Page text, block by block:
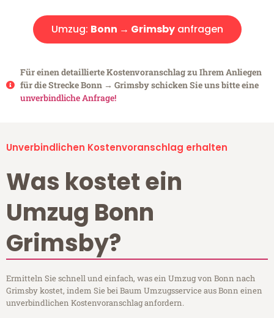
Umzug: Bonn → Grimsbyanfragen
Für einen detaillierte Kostenvoranschlag zu Ihrem Anliegen
für die Strecke Bonn → Grimsby schicken Sie uns bitte eine
unverbindliche Anfrage!
Unverbindlichen Kostenvoranschlag erhalten
Was kostet ein
Umzug Bonn
Grimsby?
Ermitteln Sie schnell und einfach, was ein Umzug von Bonn nach
Grimsby kostet, indem Sie bei Baum Umzugsservice aus Bonn einen
unverbindlichen Kostenvoranschlag anfordern.